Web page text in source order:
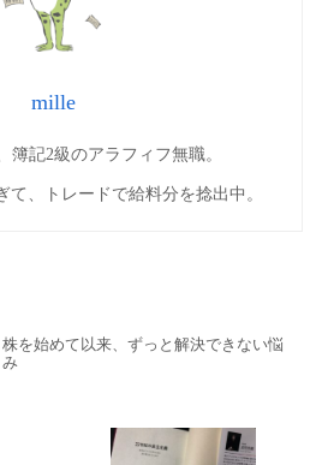
mille
簿記2級のアラフィフ無職。
て、トレードで給料分を捻出中。
株を始めて以来、ずっと解決できない悩
み